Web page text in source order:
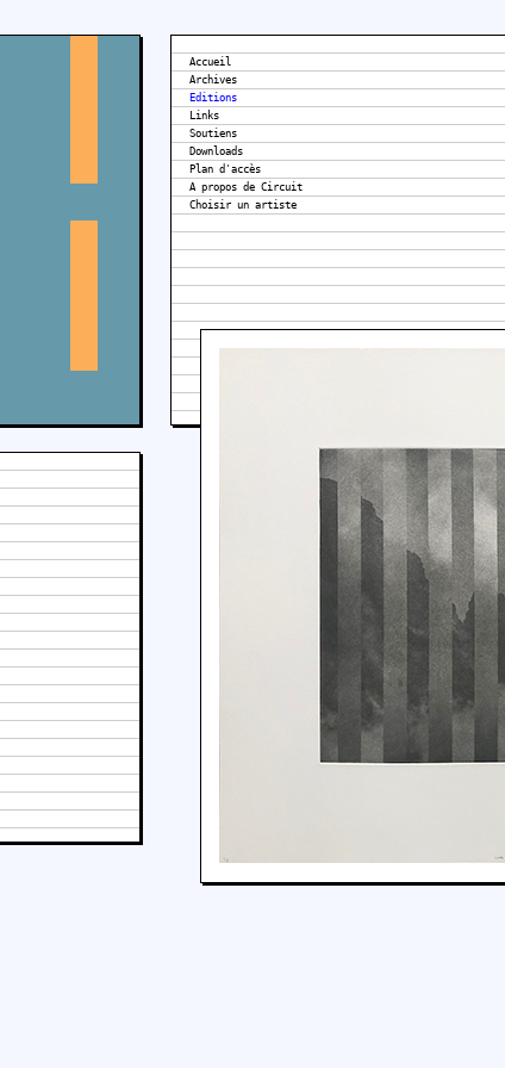
Accueil
Archives
Editions
Links
Soutiens
Downloads
Plan d'accès
A propos de Circuit